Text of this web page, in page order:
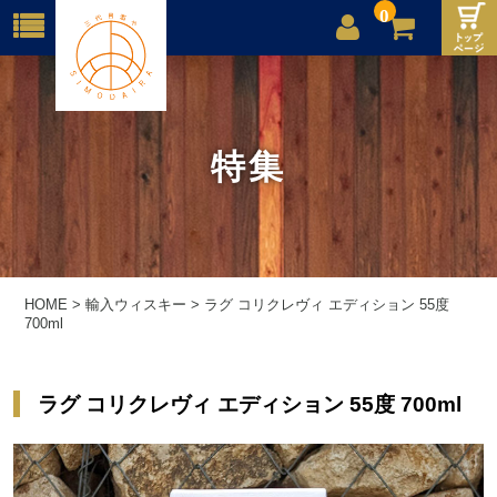
0
店舗案内
ご利用案内
送料
お問合せ
特集
HOME >輸入ウィスキー > ラグ コリクレヴィ エディション 55度
700ml
ラグ コリクレヴィ エディション 55度 700ml